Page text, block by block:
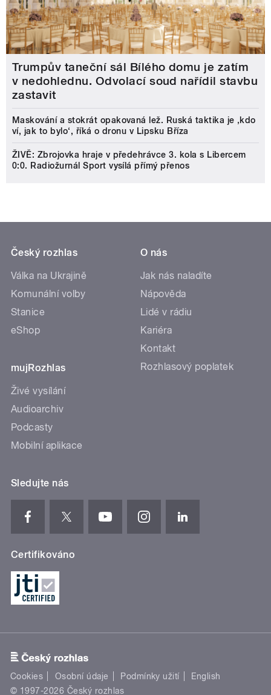
Trumpův taneční sál Bílého domu je zatím
v nedohlednu. Odvolací soud nařídil stavbu
zastavit
Maskování a stokrát opakovaná lež. Ruská taktika je ‚kdo
ví, jak to bylo‘, říká o dronu v Lipsku Bříza
ŽIVĚ: Zbrojovka hraje v předehrávce 3. kola s Libercem
0:0. Radiožurnál Sport vysílá přímý přenos
Český rozhlas
Válka na Ukrajině
Komunální volby
Stanice
eShop
mujRozhlas
Živé vysílání
Audioarchiv
Podcasty
Mobilní aplikace
O nás
Jak nás naladíte
Nápověda
Lidé v rádiu
Kariéra
Kontakt
Rozhlasový poplatek
Sledujte nás
Certifikováno
Cookies Osobní údaje Podmínky užití
English
© 1997-2026 Český rozhlas